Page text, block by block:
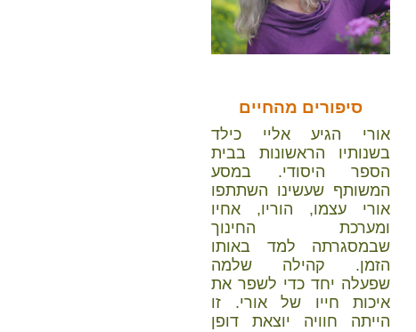
סיפורים מהחיים
אורי הגיע אליי כילד
בשנותיו הראשונות בבית
הספר היסודי. במסע
המשותף שעשינו השתתפו
אורי עצמו, הוריו, אחיו
ומערכת החינוך
שבמסגרתה למד באותו
הזמן. קהילה שלמה
שפעלה יחד כדי לשפר את
איכות חייו של אורי. זו
הייתה חוויה יוצאת דופן